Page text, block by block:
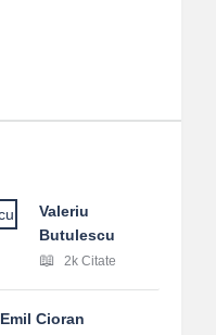
Valeriu
Butulescu
2k Citate
Emil Cioran